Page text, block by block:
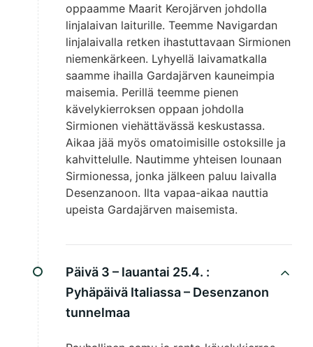
oppaamme Maarit Kerojärven johdolla
linjalaivan laiturille. Teemme Navigardan
linjalaivalla retken ihastuttavaan Sirmionen
niemenkärkeen. Lyhyellä laivamatkalla
saamme ihailla Gardajärven kauneimpia
maisemia. Perillä teemme pienen
kävelykierroksen oppaan johdolla
Sirmionen viehättävässä keskustassa.
Aikaa jää myös omatoimisille ostoksille ja
kahvittelulle. Nautimme yhteisen lounaan
Sirmionessa, jonka jälkeen paluu laivalla
Desenzanoon. Ilta vapaa-aikaa nauttia
upeista Gardajärven maisemista.
Päivä 3 – lauantai 25.4. :
Pyhäpäivä Italiassa – Desenzanon
tunnelmaa